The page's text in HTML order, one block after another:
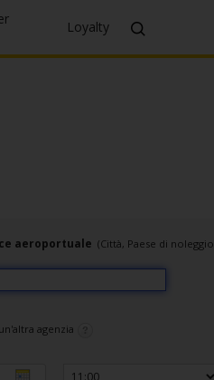
Loyalty
aeroportuale (Città, Paese di noleggio
agenzia